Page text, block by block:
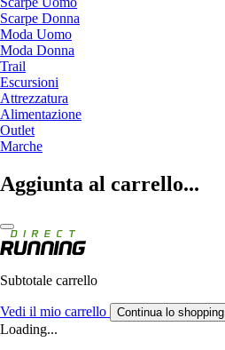
Scarpe Donna
Moda Uomo
Moda Donna
Trail
Escursioni
Attrezzatura
Alimentazione
Outlet
Marche
Aggiunta al carrello...
Subtotale carrello
Vedi il mio carrello Continua lo shopping
Loading...